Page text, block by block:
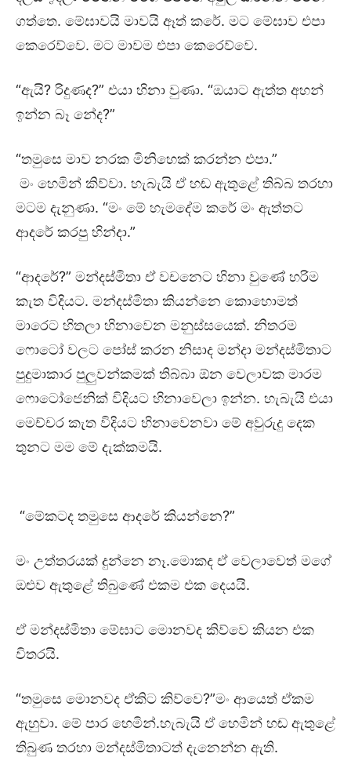
ගත්තෙ. මේඝාවයි මාවයි ඈත් කරේ. මට මේඝාව එපා
කෙරෙව්වෙ. මට මාවම එපා කෙරෙව්වෙ.
“ඇයි? රිදුණද?” එයා හිනා වුණා. “ඔයාට ඇත්ත අහන්
ඉන්න බෑ නේද?”
“තමුසෙ මාව නරක මිනිහෙක් කරන්න එපා.”
මං හෙමින් කිව්වා. හැබැයි ඒ හඬ ඇතුළේ තිබ්බ තරහා
මටම දැනුණා. “මං මේ හැමදේම කරේ මං ඇත්තට
ආදරේ කරපු හින්දා.”
“ආදරේ?” මන්දස්මිතා ඒ වචනෙට හිනා වුණේ හරිම
කැත විදියට. මන්දස්මිතා කියන්නෙ කොහොමත්
මාරෙට හිතලා හිනාවෙන මනුස්සයෙක්. නිතරම
ෆොටෝ වලට පෝස් කරන නිසාද මන්දා මන්දස්මිතාට
පුදුමාකාර පුලුවන්කමක් තිබ්බා ඕන වෙලාවක මාරම
ෆොටෝජෙනික් විදියට හිනාවෙලා ඉන්න. හැබැයි එයා
මෙච්චර කැත විදියට හිනාවෙනවා මේ අවුරුදු දෙක
තුනට මම මේ දැක්කමයි.
“මේකටද තමුසෙ ආදරේ කියන්නෙ?”
මං උත්තරයක් දුන්නෙ නෑ.මොකද ඒ වෙලාවෙත් මගේ
ඔළුව ඇතුළේ තිබුණේ එකම එක දෙයයි.
ඒ මන්දස්මිතා මේඝාට මොනවද කිව්වෙ කියන එක
විතරයි.
“තමුසෙ මොනවද ඒකිට කිව්වෙ?”මං ආයෙත් ඒකම
ඇහුවා. මේ පාර හෙමින්.හැබැයි ඒ හෙමින් හඬ ඇතුළේ
තිබුණ තරහා මන්දස්මිතාටත් දැනෙන්න ඇති.